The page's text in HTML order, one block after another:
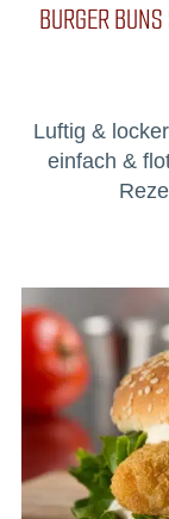
BURGER
Luftig &
einfach &